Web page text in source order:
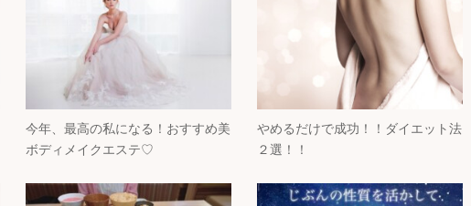
今年、最高の私になる！おすすめ美
ボディメイクエステ♡
やめるだけで成功！！ダイエット法
２選！！